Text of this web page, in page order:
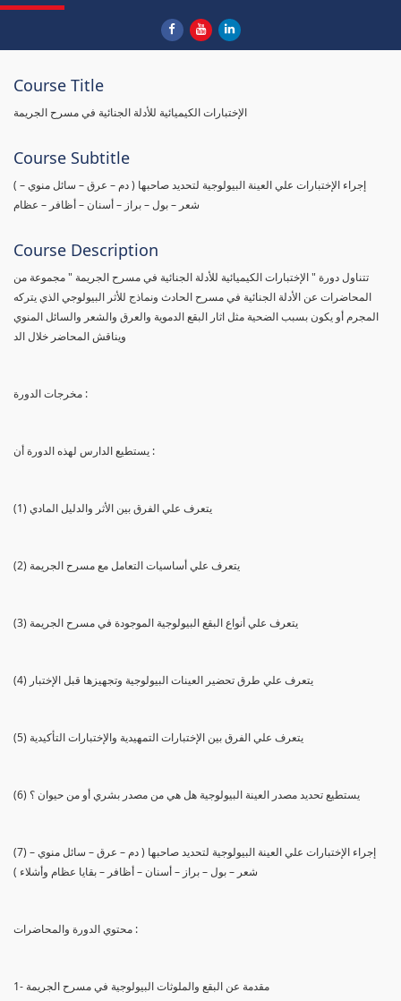
Course Title
الإختبارات الكيميائية للأدلة الجنائية في مسرح الجريمة
Course Subtitle
( إجراء الإختبارات علي العينة البيولوجية لتحديد صاحبها ( دم – عرق – سائل منوي –
شعر – بول – براز – أسنان – أظافر – عظام
Course Description
تتناول دورة " الإختبارات الكيميائية للأدلة الجنائية في مسرح الجريمة " مجموعة من
المحاضرات عن الأدلة الجنائية في مسرح الحادث ونماذج للأثر البيولوجي الذي يتركه
المجرم أو يكون بسبب الضحية مثل اثار البقع الدموية والعرق والشعر والسائل المنوي
ويناقش المحاضر خلال الد
مخرجات الدورة :
يستطيع الدارس لهذه الدورة أن :
(1) يتعرف علي الفرق بين الأثر والدليل المادي
(2) يتعرف علي أساسيات التعامل مع مسرح الجريمة
(3) يتعرف علي أنواع البقع البيولوجية الموجودة في مسرح الجريمة
(4) يتعرف علي طرق تحضير العينات البيولوجية وتجهيزها قبل الإختبار
(5) يتعرف علي الفرق بين الإختبارات التمهيدية والإختبارات التأكيدية
(6) يستطيع تحديد مصدر العينة البيولوجية هل هي من مصدر بشري أو من حيوان ؟
(7) إجراء الإختبارات علي العينة البيولوجية لتحديد صاحبها ( دم – عرق – سائل منوي –
شعر – بول – براز – أسنان – أظافر – بقايا عظام وأشلاء )
محتوي الدورة والمحاضرات :
1- مقدمة عن البقع والملوثات البيولوجية في مسرح الجريمة